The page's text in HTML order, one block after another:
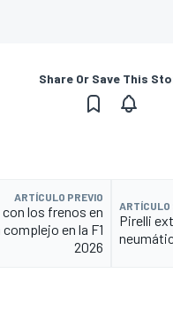
Share Or Save This
ARTÍCULO PREVIO
los frenos en
en la F1
2026
ARTÍCULO
Pirelli